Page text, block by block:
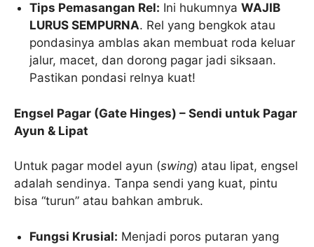
Tips Pemasangan Rel: Ini hukumnyaWAJIB
LURUS SEMPURNA. Rel yang bengkok atau
pondasinya amblas akan membuat roda keluar
jalur, macet, dan dorong pagar jadi siksaan.
Pastikan pondasi relnya kuat!
Engsel Pagar (Gate Hinges) – Sendi untuk Pagar
Ayun & Lipat
Untuk pagar model ayun (swing) atau lipat, engsel
adalah sendinya. Tanpa sendi yang kuat, pintu
bisa “turun” atau bahkan ambruk.
Fungsi Krusial: Menjadi poros putaran yang